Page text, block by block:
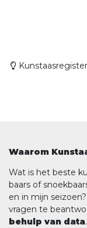
Kunstaasregister
Waarom
Wat is het beste
baars of
en in mijn
vragen te
behulp van data